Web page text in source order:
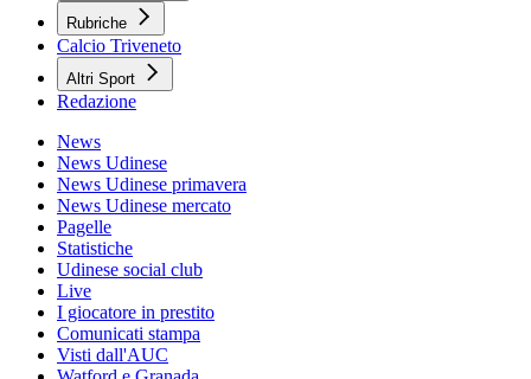
Rubriche
Calcio Triveneto
Altri Sport
Redazione
News
News Udinese
News Udinese primavera
News Udinese mercato
Pagelle
Statistiche
Udinese social club
Live
I giocatore in prestito
Comunicati stampa
Visti dall'AUC